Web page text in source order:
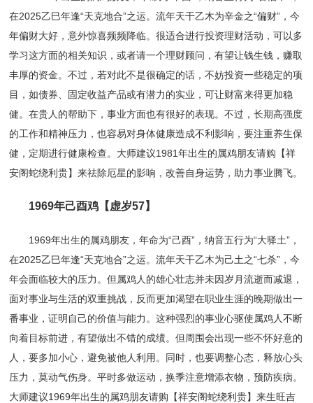
在2025乙巳年逢“天克地合”之运。流年天干乙木为辛金之“偏财”，今
年偏财大好，意外惊喜频频降临。很适合进行投资理财活动，可以多
学习这方面的相关知识，或者请一个理财顾问，有望让钱生钱，赚取
丰厚的资金。不过，若对此不是很确定的话，不妨投资一些稳定的项
目，如债券、固定收益产品或有潜力的实业，可让财富来得更加稳
健。在贵人的帮助下，事业方面也有很好的表现。不过，长期高强度
的工作和精神压力，也容易对身体健康造成不利影响，要注重养生保
健，定期进行健康检查。大师建议1981年出生的属鸡朋友请购【祥
安阁蛇绕利贵】来祛除厄星的影响，改善自身运势，助力事业腾飞。
1969年己酉鸡【虚岁57】
1969年出生的属鸡朋友，年命为“己酉”，纳音五行为“大驿土”，
在2025乙巳年逢“天克地合”之运。流年天干乙木为己土之“七杀”，今
年会面临较大的压力。但属鸡人的雄心壮志并未因岁月流逝而减退，
面对事业与生活的双重挑战，反而更加渴望在职业生涯的晚期做出一
番事业，证明自己的价值与能力。这种强烈的事业心驱使属鸡人不断
向着目标前进，有望做出不错的成绩。但周围会出现一些不怀好意的
人，要多加小心，避免被他人利用。同时，也要调整心态，释放心头
压力，莫动气伤身。平时多做运动，换季注意增添衣物，预防疾病。
大师建议1969年出生的属鸡朋友请购【祥安阁蛇绕利贵】来生旺吉